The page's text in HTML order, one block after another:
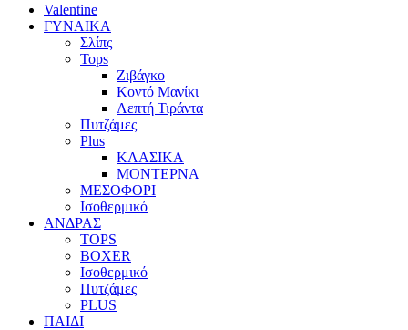
Valentine
ΓΥΝΑΙΚΑ
Σλίπς
Tops
Ζιβάγκο
Κοντό Μανίκι
Λεπτή Τιράντα
Πυτζάμες
Plus
ΚΛΑΣΙΚΑ
ΜΟΝΤΕΡΝΑ
ΜΕΣΟΦΟΡΙ
Ισοθερμικό
ΑΝΔΡΑΣ
TOPS
BOXER
Ισοθερμικό
Πυτζάμες
PLUS
ΠΑΙΔΙ